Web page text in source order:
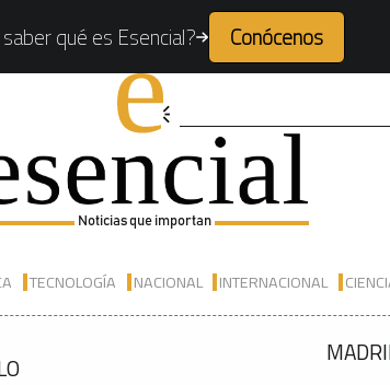
qué es Esencial? Conócenos
Noticias que importan
TECNOLOGÍA NACIONAL INTERNACIONAL